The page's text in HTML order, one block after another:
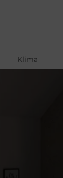
Klima